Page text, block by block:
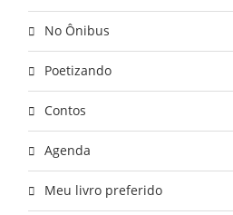
No Ônibus
Poetizando
Contos
Agenda
Meu livro preferido